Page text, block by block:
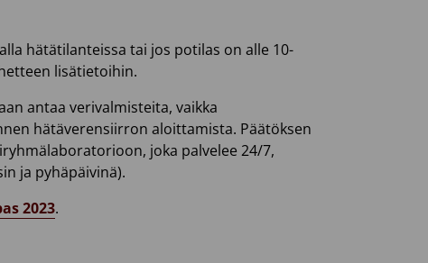
hätätilanteissa tai jos potilas on alle 10-
lisätietoihin.
antaa verivalmisteita, vaikka
hätäverensiirron aloittamista. Päätöksen
joka palvelee 24/7,
ja pyhäpäivinä).
2023.